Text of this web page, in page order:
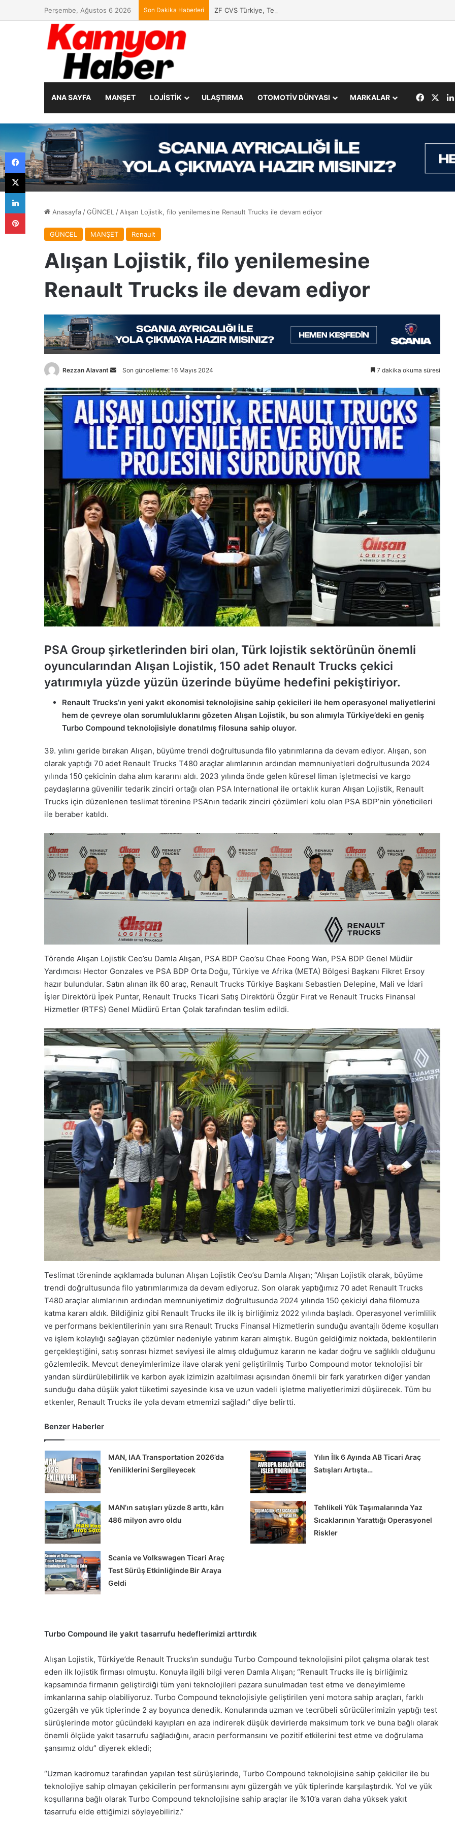
Perşembe, Ağustos 6 2026 Son Dakika Haberleri ZF CVS Türkiye, Tedarikçileriyle Buluştu
ANA SAYFA MANŞET LOJİSTİK ULAŞTIRMA OTOMOTİV DÜNYASI MARKALAR
Anasayfa/GÜNCEL/Alışan Lojistik, filo yenilemesine Renault Trucks ile devam ediyor
GÜNCEL MANŞET Renault
Alışan Lojistik, filo yenilemesine
Renault Trucks ile devam ediyor
Rezzan Alavant
Bir
posta
göndermek
Son güncelleme: 16 Mayıs 2024 7 dakika okuma süresi
PSA Group şirketlerinden biri olan, Türk lojistik sektörünün önemli
oyuncularından Alışan Lojistik, 150 adet Renault Trucks çekici
yatırımıyla yüzde yüzün üzerinde büyüme hedefini pekiştiriyor.
Renault Trucks’ın yeni yakıt ekonomisi teknolojisine sahip çekicileri ile hem operasyonel maliyetlerini
hem de çevreye olan sorumluluklarını gözeten Alışan Lojistik, bu son alımıyla Türkiye’deki en geniş
Turbo Compound teknolojisiyle donatılmış filosuna sahip oluyor.
39. yılını geride bırakan Alışan, büyüme trendi doğrultusunda filo yatırımlarına da devam ediyor. Alışan, son
olarak yaptığı 70 adet Renault Trucks T480 araçlar alımlarının ardından memnuniyetleri doğrultusunda 2024
yılında 150 çekicinin daha alım kararını aldı. 2023 yılında önde gelen küresel liman işletmecisi ve kargo
paydaşlarına güvenilir tedarik zinciri ortağı olan PSA International ile ortaklık kuran Alışan Lojistik, Renault
Trucks için düzenlenen teslimat törenine PSA’nın tedarik zinciri çözümleri kolu olan PSA BDP’nin yöneticileri
ile beraber katıldı.
Törende Alışan Lojistik Ceo’su Damla Alışan, PSA BDP Ceo’su Chee Foong Wan, PSA BDP Genel Müdür
Yardımcısı Hector Gonzales ve PSA BDP Orta Doğu, Türkiye ve Afrika (META) Bölgesi Başkanı Fikret Ersoy
hazır bulundular. Satın alınan ilk 60 araç, Renault Trucks Türkiye Başkanı Sebastien Delepine, Mali ve İdari
İşler Direktörü İpek Puntar, Renault Trucks Ticari Satış Direktörü Özgür Fırat ve Renault Trucks Finansal
Hizmetler (RTFS) Genel Müdürü Ertan Çolak tarafından teslim edildi.
Teslimat töreninde açıklamada bulunan Alışan Lojistik Ceo’su Damla Alışan; “Alışan Lojistik olarak, büyüme
trendi doğrultusunda filo yatırımlarımıza da devam ediyoruz. Son olarak yaptığımız 70 adet Renault Trucks
T480 araçlar alımlarının ardından memnuniyetimiz doğrultusunda 2024 yılında 150 çekiciyi daha filomuza
katma kararı aldık. Bildiğiniz gibi Renault Trucks ile ilk iş birliğimiz 2022 yılında başladı. Operasyonel verimlilik
ve performans beklentilerinin yanı sıra Renault Trucks Finansal Hizmetlerin sunduğu avantajlı ödeme koşulları
ve işlem kolaylığı sağlayan çözümler nedeniyle yatırım kararı almıştık. Bugün geldiğimiz noktada, beklentilerin
gerçekleştiğini, satış sonrası hizmet seviyesi ile almış olduğumuz kararın ne kadar doğru ve sağlıklı olduğunu
gözlemledik. Mevcut deneyimlerimize ilave olarak yeni geliştirilmiş Turbo Compound motor teknolojisi bir
yandan sürdürülebilirlik ve karbon ayak izimizin azaltılması açısından önemli bir fark yaratırken diğer yandan
sunduğu daha düşük yakıt tüketimi sayesinde kısa ve uzun vadeli işletme maliyetlerimizi düşürecek. Tüm bu
etkenler, Renault Trucks ile yola devam etmemizi sağladı” diye belirtti.
Benzer Haberler
MAN, IAA Transportation 2026’da
Yeniliklerini Sergileyecek
Yılın İlk 6 Ayında AB Ticari Araç
Satışları Artışta…
MAN’ın satışları yüzde 8 arttı, kârı
486 milyon avro oldu
Tehlikeli Yük Taşımalarında Yaz
Sıcaklarının Yarattığı Operasyonel
Riskler
Scania ve Volkswagen Ticari Araç
Test Sürüş Etkinliğinde Bir Araya
Geldi
Turbo Compound ile yakıt tasarrufu hedeflerimizi arttırdık
Alışan Lojistik, Türkiye’de Renault Trucks’ın sunduğu Turbo Compound teknolojisini pilot çalışma olarak test
eden ilk lojistik firması olmuştu. Konuyla ilgili bilgi veren Damla Alışan; “Renault Trucks ile iş birliğimiz
kapsamında firmanın geliştirdiği tüm yeni teknolojileri pazara sunulmadan test etme ve deneyimleme
imkanlarına sahip olabiliyoruz. Turbo Compound teknolojisiyle geliştirilen yeni motora sahip araçları, farklı
güzergâh ve yük tiplerinde 2 ay boyunca denedik. Konularında uzman ve tecrübeli sürücülerimizin yaptığı test
sürüşlerinde motor gücündeki kayıpları en aza indirerek düşük devirlerde maksimum tork ve buna bağlı olarak
önemli ölçüde yakıt tasarrufu sağladığını, aracın performansını ve pozitif etkilerini test etme ve doğrulama
şansımız oldu” diyerek ekledi;
“Uzman kadromuz tarafından yapılan test sürüşlerinde, Turbo Compound teknolojisine sahip çekiciler ile bu
teknolojiye sahip olmayan çekicilerin performansını aynı güzergâh ve yük tiplerinde karşılaştırdık. Yol ve yük
koşullarına bağlı olarak Turbo Compound teknolojisine sahip araçlar ile %10’a varan daha yüksek yakıt
tasarrufu elde ettiğimizi söyleyebiliriz.”
Türk, İlk eActros 600
Chery’den
Türk
Tedarikçi
Maxion
İnci
Alüminyum’a
Ödül
Chery’den Türk Tedarikçi Maxion İnci
Alüminyum’a Ödül
FIAT
Professional
Modellerinde
Sıfır
Kredi
FIAT Professional Modellerinde Sıfır
Faizli Kredi
Facebook
X
LinkedIn
Pinterest